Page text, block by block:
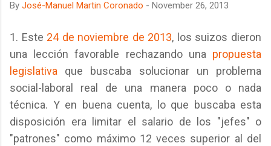
By José-Manuel Martin Coronado - November 26, 2013
1. Este 24 de noviembre de 2013, los suizos dieron
una lección favorable rechazando una propuesta
legislativa que buscaba solucionar un problema
social-laboral real de una manera poco o nada
técnica. Y en buena cuenta, lo que buscaba esta
disposición era limitar el salario de los "jefes" o
"patrones" como máximo 12 veces superior al del